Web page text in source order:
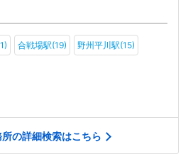
合戦場駅(19) 野州平川駅(15)
の詳細検索はこちら